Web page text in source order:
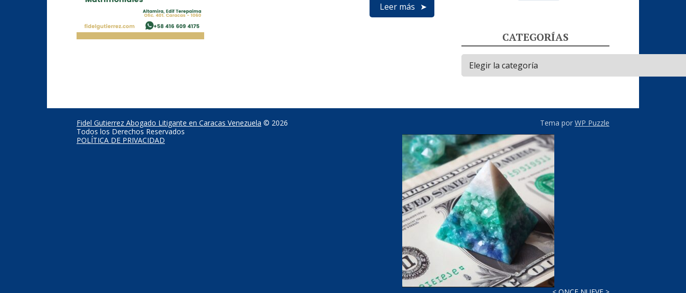
Leer más
CATEGORÍAS
Categorías
Fidel Gutierrez Abogado Litigante en Caracas Venezuela © 2026
Todos los Derechos Reservados
POLÍTICA DE PRIVACIDAD
Tema por WP Puzzle